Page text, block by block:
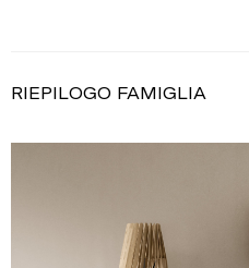
RIEPILOGO FAMIGLIA